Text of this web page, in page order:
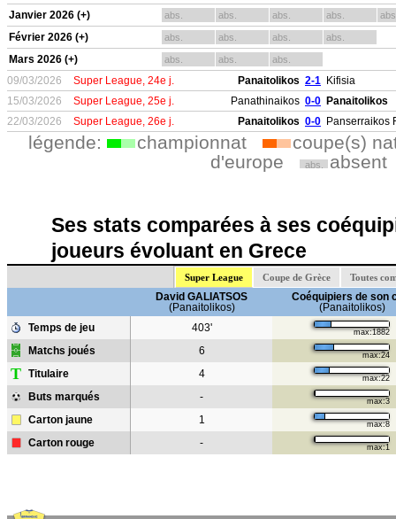
Janvier 2026 (+) abs. abs. abs. abs.
Février 2026 (+) abs. abs. abs. abs.
Mars 2026 (+) abs. abs. abs.
09/03/2026 Super League, 24e j. Panaitolikos 2-1 Kifisia
15/03/2026
Super League, 25e j. Panathinaikos 0-0 Panaitolikos
22/03/2026
Super League, 26e j. Panaitolikos 0-0 Panserraikos
légende: championnat
coupe(s)
d'europe
abs. absent
Ses stats comparées à ses
joueurs évoluant en Grece
Super League Coupe de Grèce Toutes
David GALIATSOS
(Panaitolikos)
Coéquipiers de son
(Panaitolikos)
Temps de jeu
403' max:1882
Matchs joués 6 max:24
T Titulaire 4 max:22
Buts marqués - max:3
Carton jaune 1 max:8
Carton rouge - max:1